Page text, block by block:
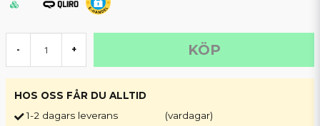
- + KÖP
HOS OSS FÅR DU ALLTID
1-2 dagars leverans
(vardagar)